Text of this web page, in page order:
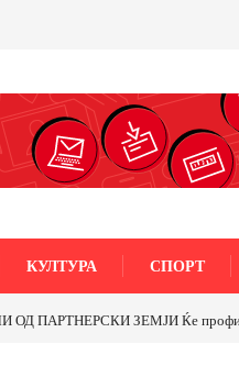
КУЛТУРА СПОРТ
ЗЕМЈИ Ќе